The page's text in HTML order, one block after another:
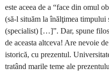
este aceea de a “face din omul
(să-l situăm la înălţimea
(specialist) […]”. Dar, spune
de aceasta altceva! Are nevoie
istorică, cu prezentul.
tratând marile teme ale